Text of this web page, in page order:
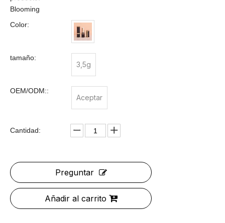
Blooming
Color:
tamaño:
3,5g
OEM/ODM::
Aceptar
Cantidad:
Preguntar
Añadir al carrito